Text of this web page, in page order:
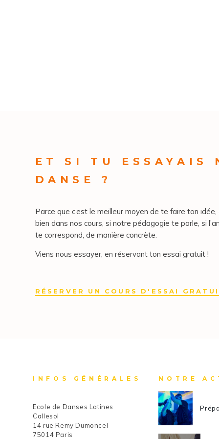
ET SI TU ESSAYAIS
DANSE ?
Parce que c’est le meilleur moyen de te faire ton
bien dans nos cours, si notre pédagogie te parle, si
te correspond, de manière concrète.
Viens nous essayer, en réservant ton essai gratuit !
RÉSERVER UN COURS D'ESSAI
INFOS GÉNÉRALES
Ecole de Danses Latines
Callesol
14 rue Remy Dumoncel
75014 Paris
NOTRE